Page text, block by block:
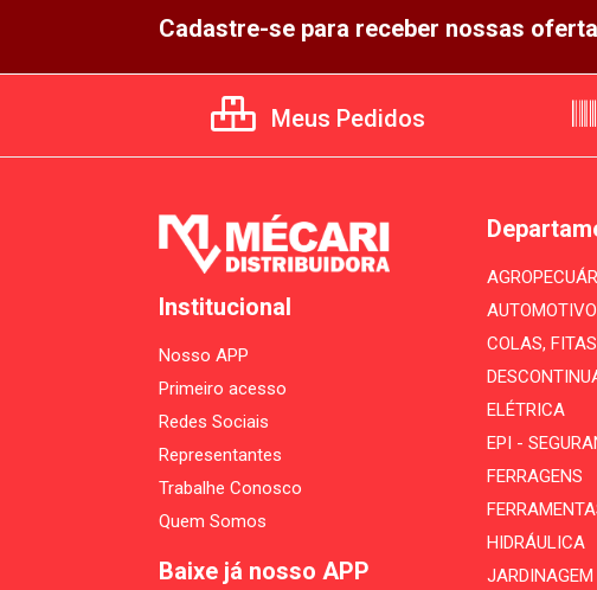
Cadastre-se para receber nossas
Meus Pedidos
Institucional
Nosso APP
Primeiro acesso
Redes Sociais
Representantes
Trabalhe Conosco
Quem Somos
Baixe já nosso APP
AUTOMOTIVO
COLAS,
ELÉTRICA
EPI -
FERRAGENS
HIDRÁULICA